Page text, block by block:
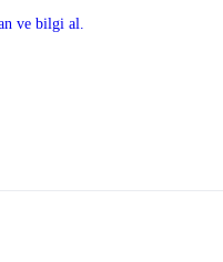
ve bilgi al.